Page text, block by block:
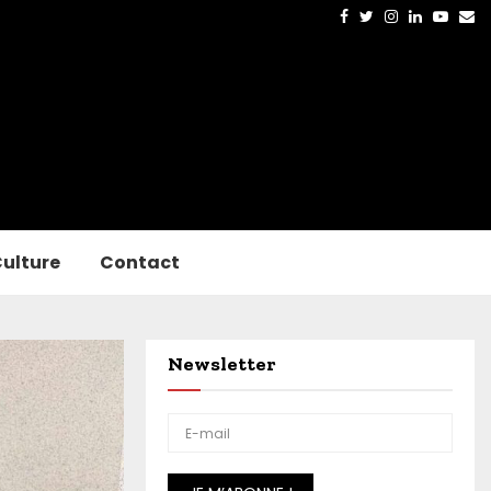
Facebook
Twitter
Instagram
Linkedin
Contact
Newsletter